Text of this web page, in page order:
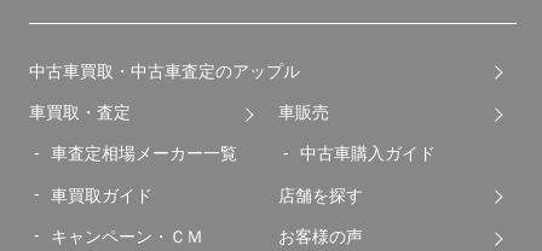
中古車買取・中古車査定のアップル
車買取・査定
車査定相場メーカー一覧
車買取ガイド
キャンペーン・ＣＭ
車販売
中古車購入ガイド
店舗を探す
お客様の声